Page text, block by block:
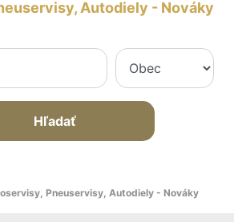
Autodiely - Nováky
Hľadať
Pneuservisy, Autodiely - Nováky